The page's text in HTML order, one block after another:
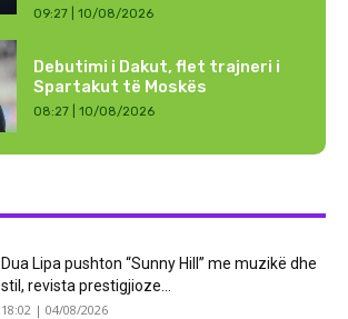
09:27 | 10/08/2026
Debutimi i Dakut, flet trajneri i
Spartakut të Moskës
08:27 | 10/08/2026
Dua Lipa pushton “Sunny Hill” me muzikë dhe
stil, revista prestigjioze...
18:02 | 04/08/2026